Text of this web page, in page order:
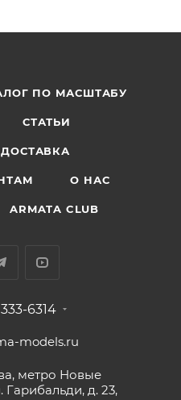
ПО МАСШТАБУ
СТАТЬИ
О НАС
ARMATA CLUB
6314
models.ru
метро Новые
д. 23,